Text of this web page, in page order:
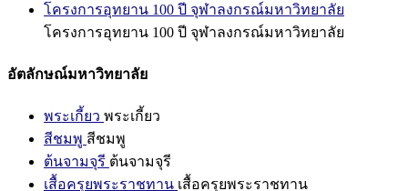
โครงการอุทยาน 100 ปี จุฬาลงกรณ์มหาวิทยาลัย
โครงการอุทยาน 100 ปี จุฬาลงกรณ์มหาวิทยาลัย
อัตลักษณ์มหาวิทยาลัย
พระเกี้ยว พระเกี้ยว
สีชมพู สีชมพู
ต้นจามจุรี ต้นจามจุรี
เสื้อครุยพระราชทาน เสื้อครุยพระราชทาน